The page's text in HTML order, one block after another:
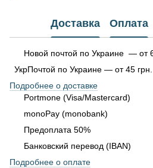
Доставка Оплата
Новой почтой по Украине — от
УкрПочтой по Украине — от 45 грн.
Подробнее о доставке
Portmone (Visa/Mastercard)
monoPay (monobank)
Предоплата 50%
Банковский перевод (IBAN)
Подробнее о оплате